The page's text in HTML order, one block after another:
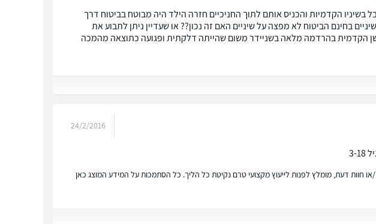
בשיניו הקדמיות והכניס אותם לתוך החניכיים חזרה הילד היה מבוטח בביטוח דרך
בחינם הביטוח לא מפצה על שיניים האם זה נכון?? או שעדיין ניתן לתבוע את
שהילד היה בן 4 עקרו לו את השן הקדמית בהרדמה מלאה בשניידר משום שהייתה דלקתית ופגועה כתוצאה מהמכה
24/2/2016
או חוות דעת, מומלץ לפנות לייעוץ מקצועי טרם נקיטת כל הליך. כל הסתמכות על המידע המוצג כאן